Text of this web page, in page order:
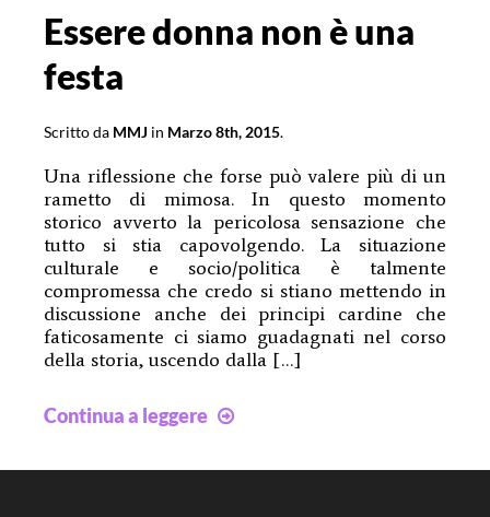
Essere donna non è una
festa
Scritto da MMJ in Marzo 8th, 2015.
Una riflessione che forse può valere più di un
rametto di mimosa. In questo momento
storico avverto la pericolosa sensazione che
tutto si stia capovolgendo. La situazione
culturale e socio/politica è talmente
compromessa che credo si stiano mettendo in
discussione anche dei principi cardine che
faticosamente ci siamo guadagnati nel corso
della storia, uscendo dalla […]
Continua a leggere
non